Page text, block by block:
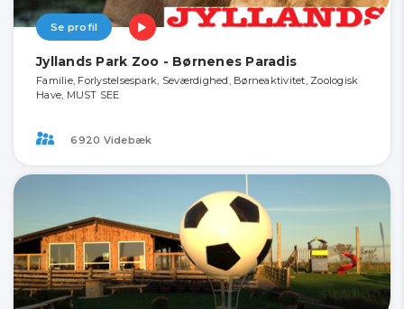
Se profil
Jyllands Park Zoo - Børnenes Paradis
Familie, Forlystelsespark, Seværdighed, Børneaktivitet, Zoologisk
Have, MUST SEE
6920 Videbæk